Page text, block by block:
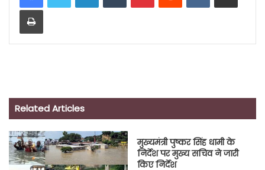
Print
Related Articles
मुख्यमंत्री पुष्कर सिंह धामी के
निर्देश पर मुख्य सचिव ने जारी
किए निर्देश